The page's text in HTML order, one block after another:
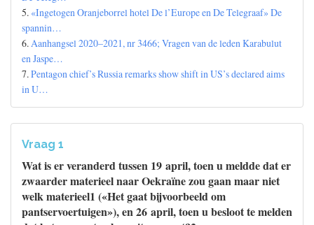
5. «Ingetogen Oranjeborrel hotel De l’Europe en De Telegraaf» De
spannin…
6.Aanhangsel 2020–2021, nr 3466; Vragen van de leden Karabulut
en Jaspe…
7.Pentagon chief’s Russia remarks show shift in US’s declared aims
in U…
Vraag 1
Wat is er veranderd tussen 19 april, toen u meldde dat er
zwaarder materieel naar Oekraïne zou gaan maar niet
welk materieel1 («Het gaat bijvoorbeeld om
pantservoertuigen»), en 26 april, toen u besloot te melden